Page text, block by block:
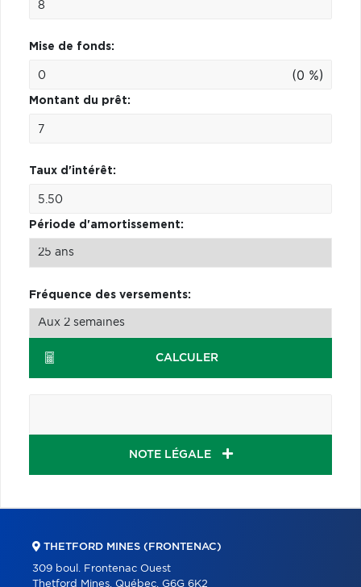
Mise de fonds:
(0 %)
Montant du prêt:
Taux d'intérêt:
Période d'amortissement:
Fréquence des versements:
CALCULER
NOTE LÉGALE
THETFORD MINES (FRONTENAC)
309 boul. Frontenac Ouest
Thetford Mines, Québec, G6G 6K2